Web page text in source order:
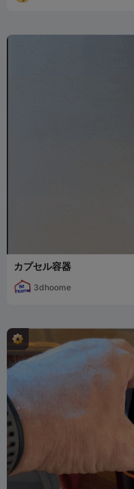
カプセル容器
3dhoome